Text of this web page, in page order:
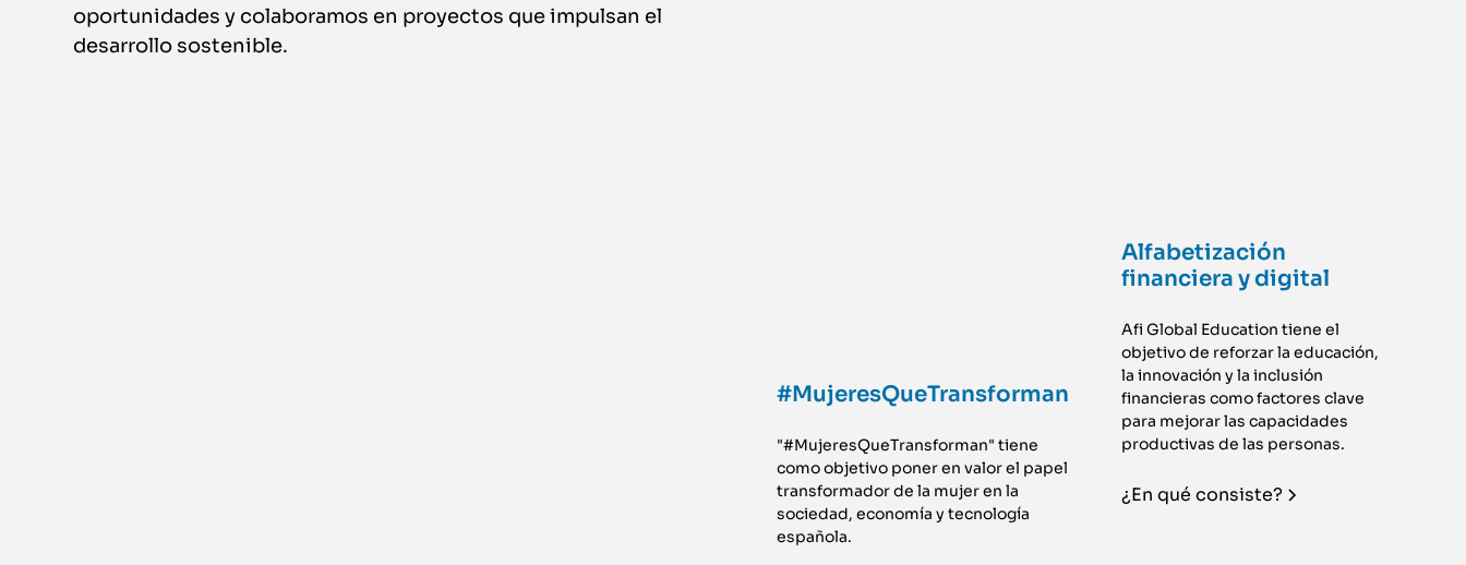
oportunidades y colaboramos en proyectos que impulsan el
desarrollo sostenible.
#MujeresQueTransforman
"#MujeresQueTransforman" tiene
como objetivo poner en valor el papel
transformador de la mujer en la
sociedad, economía y tecnología
española.
Alfabetización
financiera y digital
Afi Global Education tiene el
objetivo de reforzar la educación,
la innovación y la inclusión
financieras como factores clave
para mejorar las capacidades
productivas de las personas.
¿En qué consiste?